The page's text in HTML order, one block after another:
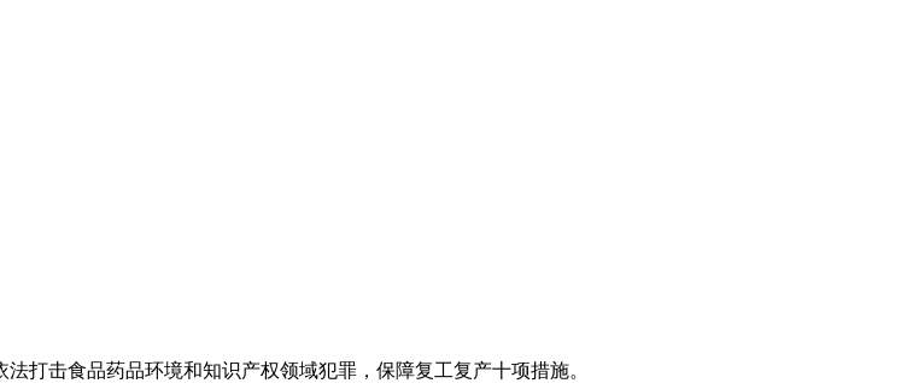
打击食品药品环境和知识产权领域犯罪，保障复工复产十项措施。